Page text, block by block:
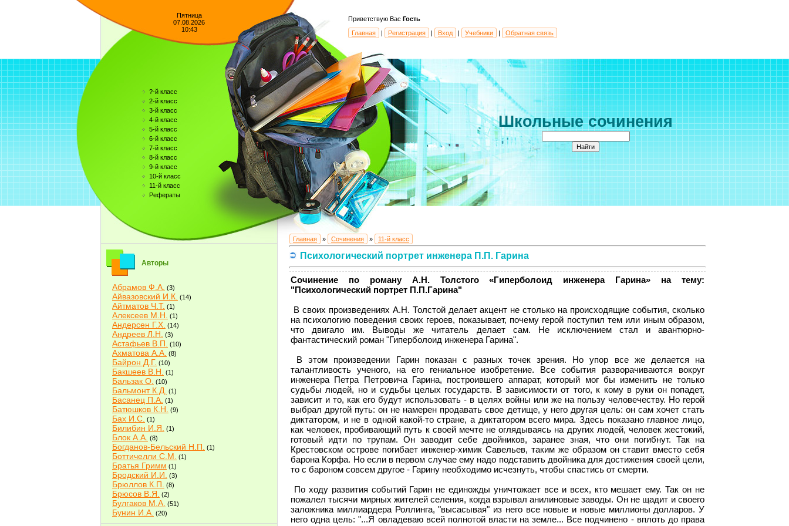
Пятница
07.08.2026
10:43
?-й класс
2-й класс
3-й класс
4-й класс
5-й класс
6-й класс
7-й класс
8-й класс
9-й класс
10-й класс
11-й класс
Рефераты
Авторы
Абрамов Ф.А. (3)
Айвазовский И.К. (14)
Айтматов Ч.Т. (1)
Алексеев М.Н. (1)
Андерсен Г.Х. (14)
Андреев Л.Н. (3)
Астафьев В.П. (10)
Ахматова А.А. (8)
Байрон Д.Г. (10)
Бакшеев В.Н. (1)
Бальзак О. (10)
Бальмонт К.Д. (1)
Басанец П.А. (1)
Батюшков К.Н. (9)
Бах И.С. (1)
Билибин И.Я. (1)
Блок А.А. (8)
Богданов-Бельский Н.П. (1)
Боттичелли С.М. (1)
Братья Гримм (1)
Бродский И.И. (3)
Брюллов К.П. (8)
Брюсов В.Я. (2)
Булгаков М.А. (51)
Бунин И.А. (20)
Быков В.В.(2)
Приветствую Вас Гость
Главная
| Регистрация | Вход | Учебники | Обратная связь
Школьные сочинения
Главная » Сочинения » 11-й класс
Психологический портрет инженера П.П. Гарина
Сочинение по роману А.Н. Толстого «Гиперболоид инженера Гарина» на тему:
"Психологический портрет П.П.Гарина"
В своих произведениях А.Н. Толстой делает акцент не столько на происходящие события, сколько
на психологию поведения своих героев, показывает, почему герой поступил тем или иным образом,
что двигало им. Выводы же читатель делает сам. Не исключением стал и авантюрно-
фантастический роман "Гиперболоид инженера Гарина".
В этом произведении Гарин показан с разных точек зрения. Но упор все же делается на
талантливость ученого, на его гениальное изобретение. Все события разворачиваются вокруг
инженера Петра Петровича Гарина, построившего аппарат, который мог бы изменить не только
судьбы людей, но и судьбы целых государств. В зависимости от того, к кому в руки он попадет,
зависит и то, как его будут использовать - в целях войны или же на пользу человечеству. Но герой
выбрал другой путь: он не намерен продавать свое детище, у него другая цель: он сам хочет стать
диктатором, и не в одной какой-то стране, а диктатором всего мира. Здесь показано главное лицо,
как человек, пробивающий путь к своей мечте не оглядываясь на других людей, человек жестокий,
готовый идти по трупам. Он заводит себе двойников, заранее зная, что они погибнут. Так на
Крестовском острове погибает инженер-химик Савельев, таким же образом он ставит вместо себя
барона Корфа. Но если в первом случае ему надо подставить двойника для достижения своей цели,
то с бароном совсем другое - Гарину необходимо исчезнуть, чтобы спастись от смерти.
По ходу развития событий Гарин не единожды уничтожает все и всех, кто мешает ему. Так он не
пожалел тысячи мирных жителей селения, когда взрывал анилиновые заводы. Он не щадит и своего
заложника миллиардера Роллинга, "высасывая" из него все новые и новые миллионы долларов. У
него одна цель: "...Я овладеваю всей полнотой власти на земле... Все подчинено - вплоть до права